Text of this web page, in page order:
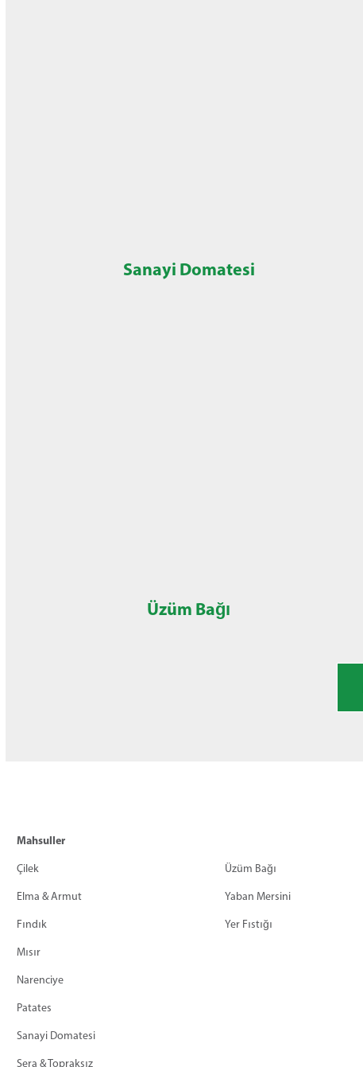
Sanayi Domatesi
Üzüm Bağı
Çilek
Elma & Armut
Fındık
Mahsuller
Mısır
Narenciye
Patates
Sanayi Domatesi
Sera & Topraksız
Üzüm Bağı
Yaban Mersini
Yer Fıstığı